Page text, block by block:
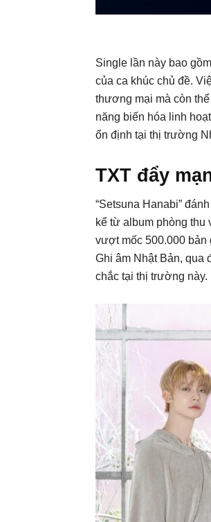
Single lần này bao
của ca khúc chủ đề.
thương mại mà còn
năng biến hóa linh
ổn định tại thị trường
TXT đẩy
“Setsuna Hanabi”
kể từ album phòng thu
vượt mốc 500.000 bản
Ghi âm Nhật Bản, qua
chắc tại thị trường này.